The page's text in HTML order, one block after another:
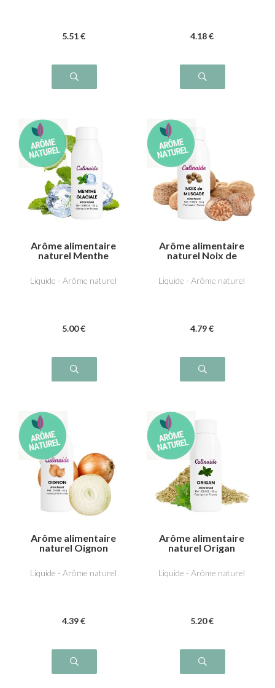
5.51 € 4.18 €
Arôme alimentaire
naturel Menthe
Liquide - Arôme naturel
5.00 €
Arôme alimentaire
naturel Noix de
Liquide - Arôme naturel
4.79 €
Arôme alimentaire
naturel Oignon
Liquide - Arôme naturel
4.39 €
Arôme alimentaire
naturel Origan
Liquide - Arôme naturel
5.20 €